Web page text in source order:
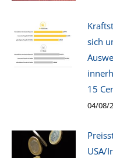
sich
15
04/08/
USA/